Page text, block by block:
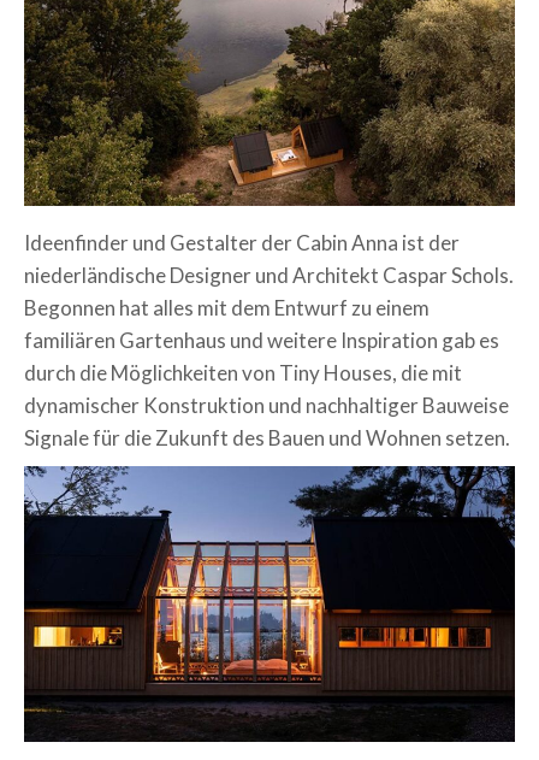
Ideenfinder und Gestalter der Cabin Anna ist der
niederländische Designer und Architekt Caspar Schols.
Begonnen hat alles mit dem Entwurf zu einem
familiären Gartenhaus und weitere Inspiration gab es
durch die Möglichkeiten von Tiny Houses, die mit
dynamischer Konstruktion und nachhaltiger Bauweise
Signale für die Zukunft des Bauen und Wohnen setzen.